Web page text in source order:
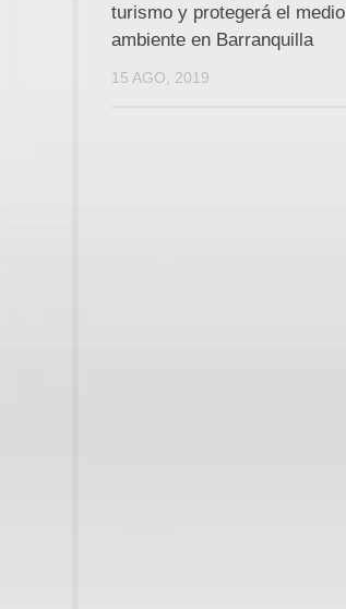
turismo y protegerá el medio
ambiente en Barranquilla
15 AGO, 2019